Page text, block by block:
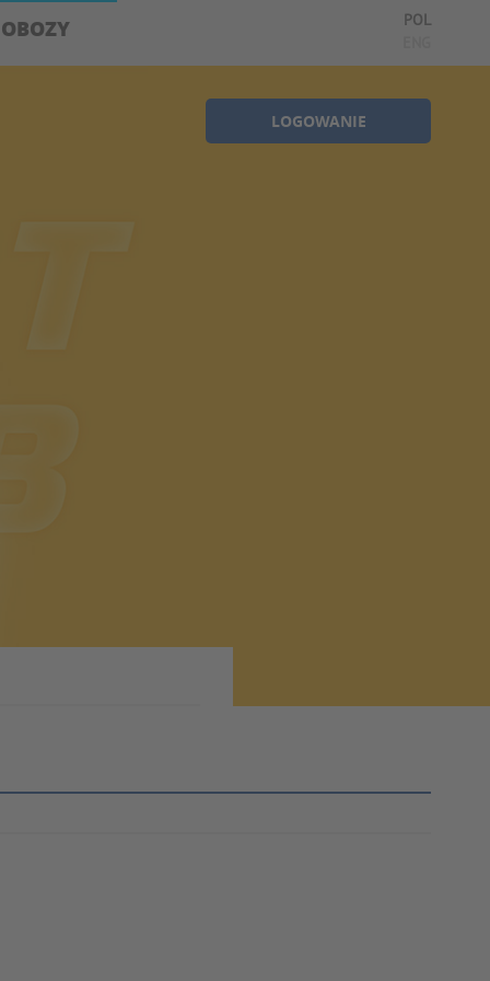
OBOZY
POL
LOGOWANIE